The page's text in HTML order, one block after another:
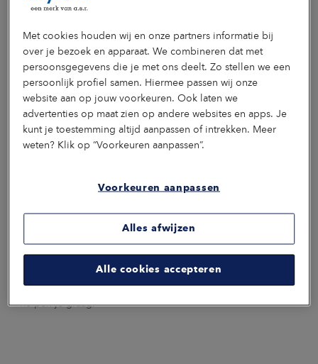
Heb je vragen over preventie
in jouw organisatie?
helpen je graag.
Met cookies houden wij en onze partners informatie bij
over je bezoek en apparaat. We combineren dat met
persoonsgegevens die je met ons deelt. Zo stellen we een
persoonlijk profiel samen. Hiermee passen wij onze
website aan op jouw voorkeuren. Ook laten we
advertenties op maat zien op andere websites en apps. Je
kunt je toestemming altijd aanpassen of intrekken. Meer
weten? Klik op “Voorkeuren aanpassen”.
Voorkeuren aanpassen
Alles afwijzen
Alle cookies accepteren